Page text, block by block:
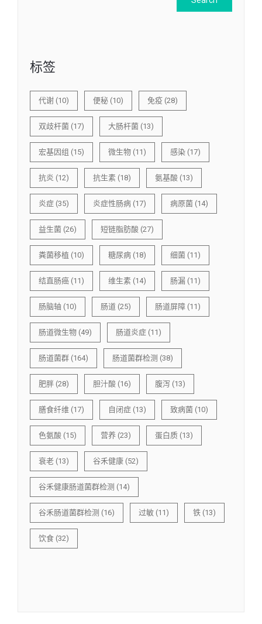
标签
代谢 (10) 便秘 (10) 免疫 (28)
双歧杆菌 (17) 大肠杆菌 (13)
宏基因组 (15) 微生物 (11) 感染 (17)
抗炎 (12) 抗生素 (18) 氨基酸 (13)
炎症 (35) 炎症性肠病 (17) 病原菌 (14)
益生菌 (26) 短链脂肪酸 (27)
粪菌移植 (10) 糖尿病 (18) 细菌 (11)
结直肠癌 (11) 维生素 (14) 肠漏 (11)
肠脑轴 (10) 肠道 (25) 肠道屏障 (11)
肠道微生物 (49) 肠道炎症 (11)
肠道菌群 (164) 肠道菌群检测 (38)
肥胖 (28) 胆汁酸 (16) 腹泻 (13)
膳食纤维 (17) 自闭症 (13) 致病菌 (10)
色氨酸 (15) 营养 (23) 蛋白质 (13)
衰老 (13) 谷禾健康 (52)
谷禾健康肠道菌群检测 (14)
谷禾肠道菌群检测 (16) 过敏 (11) 铁 (13)
饮食 (32)